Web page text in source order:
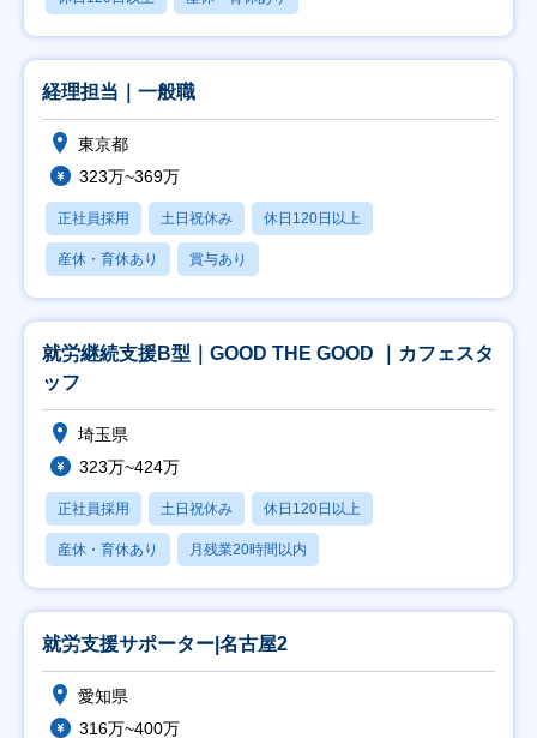
経理担当｜一般職
東京都
323万~369万
正社員採用 土日祝休み 休日120日以上
産休・育休あり 賞与あり
就労継続支援B型｜GOOD THE GOOD ｜カフェスタ
ッフ
埼玉県
323万~424万
正社員採用 土日祝休み 休日120日以上
産休・育休あり 月残業20時間以内
就労支援サポーター|名古屋2
愛知県
316万~400万